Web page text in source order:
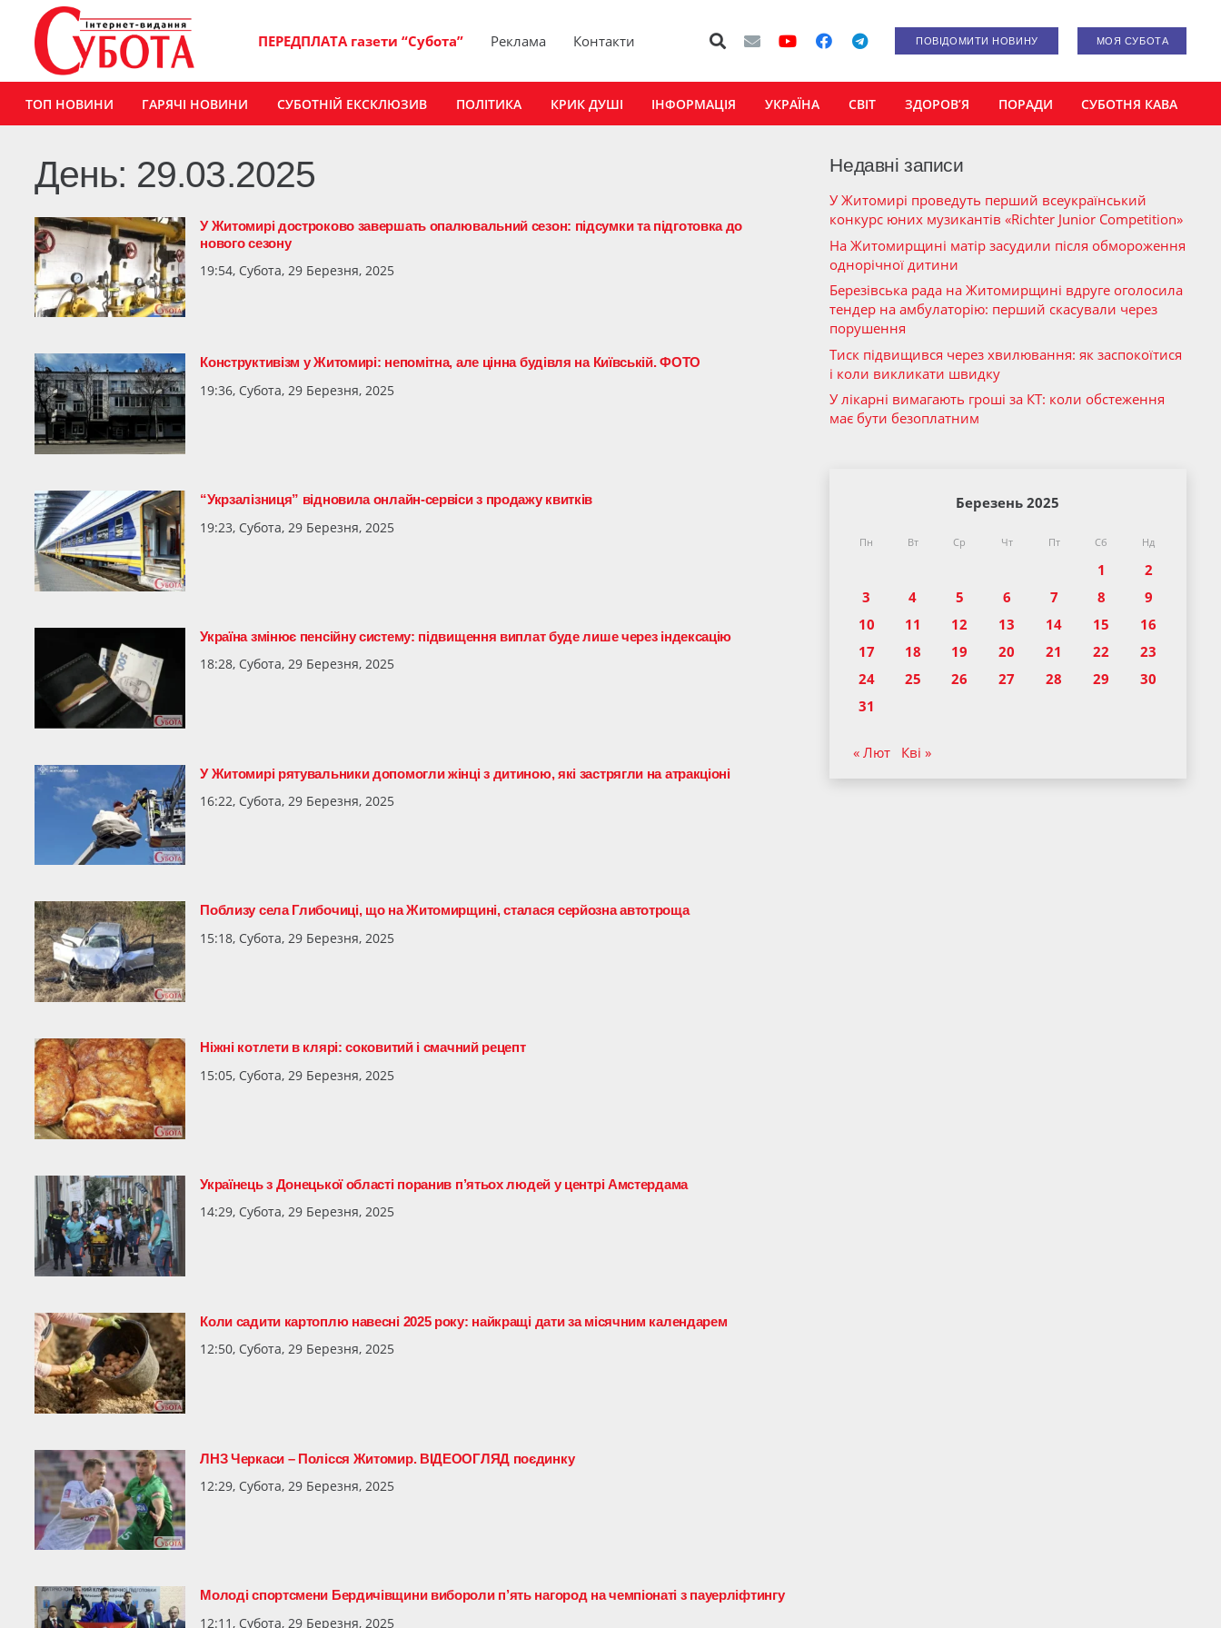
ПЕРЕДПЛАТА газети “Субота” Реклама Контакти ПОВІДОМИТИ НОВИНУ МОЯ СУБОТА
ТОП НОВИНИ ГАРЯЧІ НОВИНИ СУБОТНІЙ ЕКСКЛЮЗИВ ПОЛІТИКА КРИК ДУШІ ІНФОРМАЦІЯ УКРАЇНА СВІТ ЗДОРОВ’Я ПОРАДИ СУБОТНЯ КАВА
День: 29.03.2025
У Житомирі достроково завершать опалювальний сезон: підсумки та підготовка до
нового сезону
19:54, Субота, 29 Березня, 2025
Конструктивізм у Житомирі: непомітна, але цінна будівля на Київській. ФОТО
19:36, Субота, 29 Березня, 2025
“Укрзалізниця” відновила онлайн-сервіси з продажу квитків
19:23, Субота, 29 Березня, 2025
Україна змінює пенсійну систему: підвищення виплат буде лише через індексацію
18:28, Субота, 29 Березня, 2025
У Житомирі рятувальники допомогли жінці з дитиною, які застрягли на атракціоні
16:22, Субота, 29 Березня, 2025
Поблизу села Глибочиці, що на Житомирщині, сталася серйозна автотроща
15:18, Субота, 29 Березня, 2025
Ніжні котлети в клярі: соковитий і смачний рецепт
15:05, Субота, 29 Березня, 2025
Українець з Донецької області поранив п’ятьох людей у центрі Амстердама
14:29, Субота, 29 Березня, 2025
Коли садити картоплю навесні 2025 року: найкращі дати за місячним календарем
12:50, Субота, 29 Березня, 2025
ЛНЗ Черкаси – Полісся Житомир. ВІДЕООГЛЯД поєдинку
12:29, Субота, 29 Березня, 2025
Молоді спортсмени Бердичівщини вибороли п’ять нагород на чемпіонаті з пауерліфтингу
12:11, Субота, 29 Березня, 2025
Недавні записи
У Житомирі проведуть перший всеукраїнський
конкурс юних музикантів «Richter Junior Competition»
На Житомирщині матір засудили після обмороження
однорічної дитини
Березівська рада на Житомирщині вдруге оголосила
тендер на амбулаторію: перший скасували через
порушення
Тиск підвищився через хвилювання: як заспокоїтися
і коли викликати швидку
У лікарні вимагають гроші за КТ: коли обстеження
має бути безоплатним
Березень 2025
Пн Вт Ср Чт Пт Сб Нд
1
2
3
4 5 6 7 8
9
10
11 12 13 14 15
16
17
18 19 20 21 22
23
24
25 26 27 28 29
30
31
« Лют Кві »